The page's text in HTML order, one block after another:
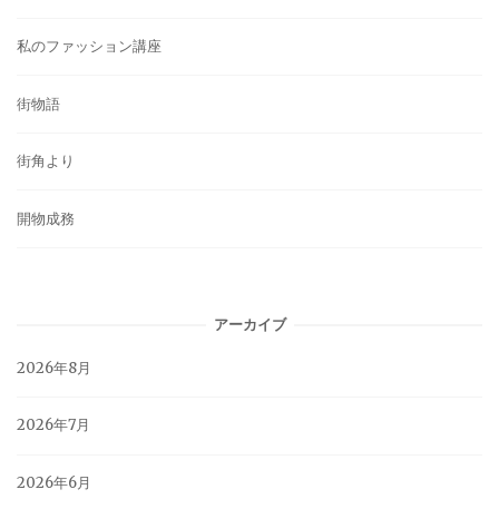
私のファッション講座
街物語
街角より
開物成務
アーカイブ
2026年8月
2026年7月
2026年6月